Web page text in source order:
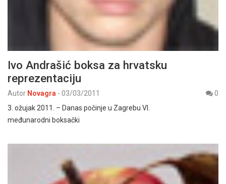
Ivo Andrašić boksa za hrvatsku
reprezentaciju
Autor Novagra - 03/03/2011
0
3. ožujak 2011. – Danas počinje u Zagrebu VI.
međunarodni boksački